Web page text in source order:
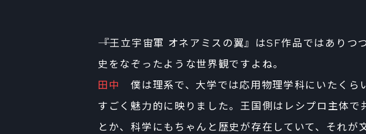
――『王立宇宙軍 オネアミスの翼』はSF作品ではありつ
史をなぞったような世界観ですよね。
田中
僕は理系で、大学では応用物理学科にいたくら
すごく魅力的に映りました。王国側はレシプロ主体で
とか、科学にもちゃんと歴史が存在していて、それが